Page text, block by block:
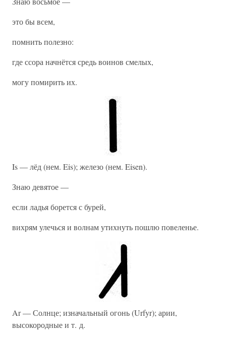
это бы всем,
помнить полезно:
где ссора начнётся средь воинов смелых,
могу помирить их.
Is — лёд (нем. Eis); железо (нем. Eisen).
Знаю девятое —
если ладья борется с бурей,
вихрям улечься и волнам утихнуть пошлю повеленье.
Ar — Солнце; изначальный огонь (Urfyr); арии,
высокородные и т. д.